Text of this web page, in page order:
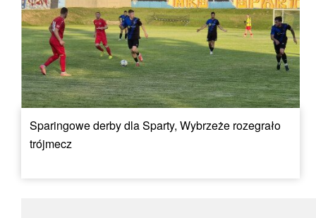
Sparingowe derby dla Sparty, Wybrzeże rozegrało
trójmecz